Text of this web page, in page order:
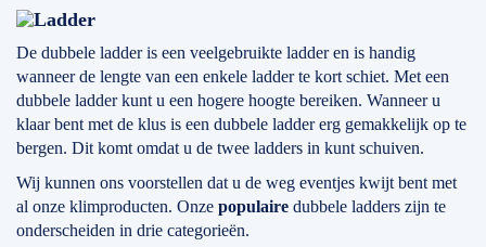
De dubbele ladder is een veelgebruikte ladder en is handig
wanneer de lengte van een enkele ladder te kort schiet. Met een
dubbele ladder kunt u een hogere hoogte bereiken. Wanneer u
klaar bent met de klus is een dubbele ladder erg gemakkelijk op te
bergen. Dit komt omdat u de twee ladders in kunt schuiven.
Wij kunnen ons voorstellen dat u de weg eventjes kwijt bent met
al onze klimproducten. Onze populaire dubbele ladders zijn te
onderscheiden in drie categorieën.